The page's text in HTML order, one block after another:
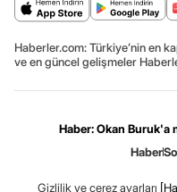
Haberler.com: Türkiye’nin en
ve en güncel gelişmeler
Haber: Okan Buruk'a
Haber
Gizlilik ve çerez ayarları